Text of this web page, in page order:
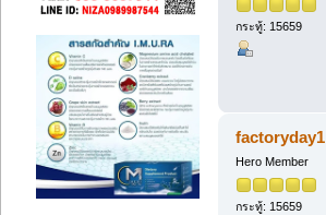
กระทู้: 15659
factoryday1
Hero Member
กระทู้: 15659